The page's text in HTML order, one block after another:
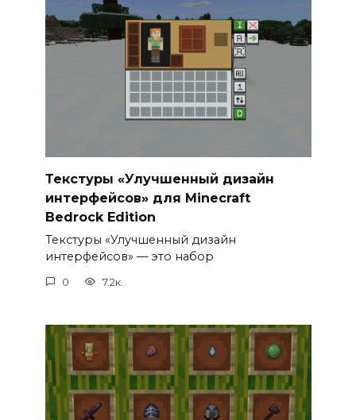
Текстуры «Улучшенный дизайн
интерфейсов» для Minecraft
Bedrock Edition
Текстуры «Улучшенный дизайн
интерфейсов» — это набор
0 7.2к.